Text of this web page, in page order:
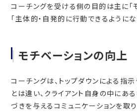
コーチングを受ける側の目的は主に「
「主体的・自発的に行動できるようにな
モチベーションの向上
コーチングは、トップダウンによる指
とは違い、クライアント自身の中にあ
づきを与えるコミュニケーションを取り